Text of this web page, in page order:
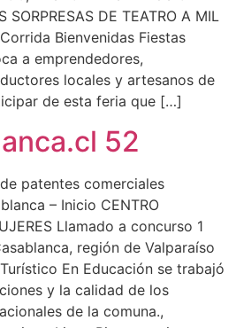
SORPRESAS DE TEATRO A MIL
Bienvenidas Fiestas
a emprendedores,
locales y artesanos de
de esta feria que […]
52
patentes comerciales
– Inicio CENTRO
Llamado a concurso 1
región de Valparaíso
En Educación se trabajó
y la calidad de los
de la comuna.,